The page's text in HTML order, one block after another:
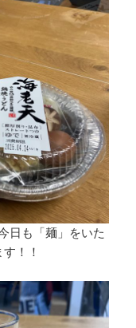
日も「麺」をいた
！！